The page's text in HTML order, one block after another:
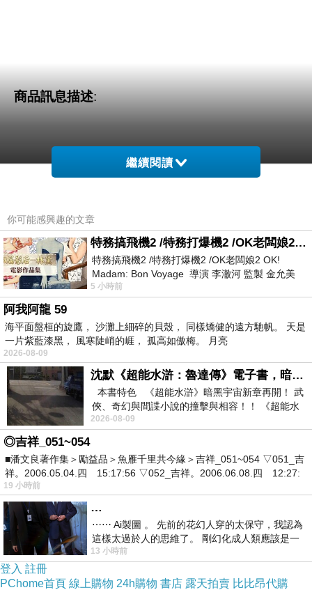
商品訊息描述:
OB嚴選-蕾絲小碎花細肩帶背心
充滿季節感的繽紛
小碎花，
讓自己搖身一變成
為最浪漫的美麗焦
點~
領口處的蕾絲滾
邊，
繼續閱讀
你可能感興趣的文章
特務搞飛機2 /特務打爆機2 /OK老闆娘2 OK! Madam: Bon Voyage
特務搞飛機2 /特務打爆機2 /OK老闆娘2 OK!
Madam: Bon Voyage 導演 李澈河 監製 金允美
劇本 申鉉成 主演 嚴正化 朴誠雄
5 小時前
阿我阿龍 59
海平面盤桓的旋鷹， 沙灘上細碎的貝殼， 同樣矯健的遠方馳帆。 天是
一片紫藍漆黑， 風寒陡峭的崕， 孤高如傲梅。 月亮
2026-08-09
沈默《超能水滸：魯達傳》電子書，暗黑宇宙新章，一一五年八月璀璨上架！
本書特色 《超能水滸》暗黑宇宙新章再開！ 武
俠、奇幻與間諜小說的撞擊與相容！！ 《超能水
滸》系列第四部
2026-08-09
◎吉祥_051~054
■潘文良著作集＞勵益品＞魚雁千里共今緣＞吉祥_051~054 ▽051_吉
祥。2006.05.04.四 15:17:56 ▽052_吉祥。2006.06.08.四 12:27:
19 小時前
…
⋯⋯ Ai製圖 。 先前的花幻人穿的太保守，我認為
這樣太過於人的思維了。 剛幻化成人類應該是一
絲不掛吧？ 當然這樣是創不出
13 小時前
登入 註冊
PChome首頁 線上購物 24h購物 書店 露天拍賣 比比昂代購